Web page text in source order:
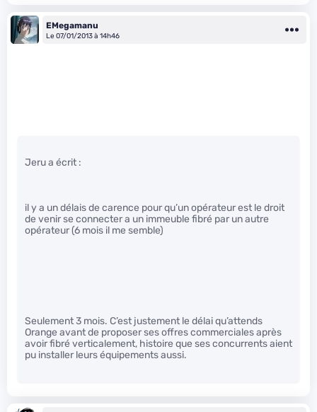
EMegamanu
Le 07/01/2013 à 14h46
Jeru a écrit :
il y a un délais de carence pour qu’un opérateur est le droit
de venir se connecter a un immeuble fibré par un autre
opérateur (6 mois il me semble)
Seulement 3 mois. C’est justement le délai qu’attends
Orange avant de proposer ses offres commerciales après
avoir fibré verticalement, histoire que ses concurrents aient
pu installer leurs équipements aussi.